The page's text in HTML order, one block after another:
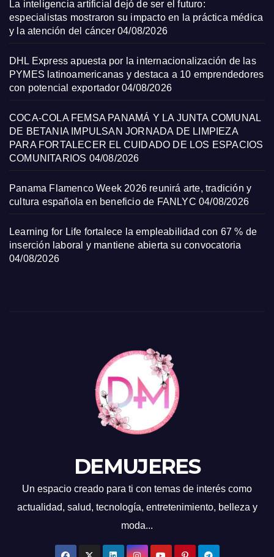
La inteligencia artificial dejó de ser el futuro:
especialistas mostraron su impacto en la práctica médica
y la atención del cáncer 04/08/2026
DHL Express apuesta por la internacionalización de las
PYMES latinoamericanas y destaca a 10 emprendedores
con potencial exportador 04/08/2026
COCA-COLA FEMSA PANAMÁ Y LA JUNTA COMUNAL
DE BETANIA IMPULSAN JORNADA DE LIMPIEZA
PARA FORTALECER EL CUIDADO DE LOS ESPACIOS
COMUNITARIOS 04/08/2026
Panama Flamenco Week 2026 reunirá arte, tradición y
cultura española en beneficio de FANLYC 04/08/2026
Learning for Life fortalece la empleabilidad con 67 % de
inserción laboral y mantiene abierta su convocatoria
04/08/2026
DEMUJERES
Un espacio creado para ti con temas de interés como
actualidad, salud, tecnología, entretenimiento, belleza y
moda...